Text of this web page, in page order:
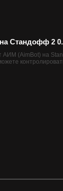
Стандофф 2
АИМ (AimBot) на